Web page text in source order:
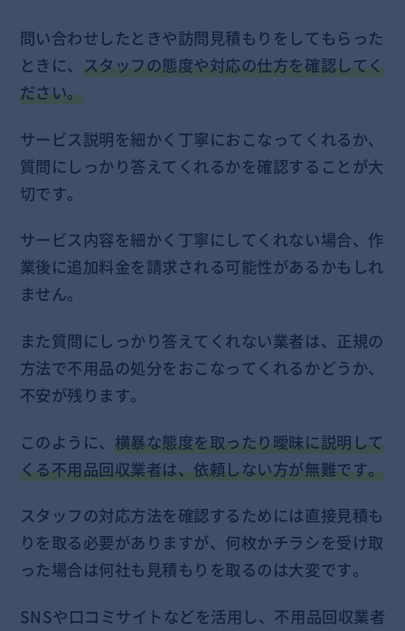
問い合わせしたときや訪問見積もりをしてもらった
ときに、 スタッフの態度や対応の仕方を確認してく
ださい。
サービス説明を細かく丁寧におこなってくれるか、
質問にしっかり答えてくれるかを確認することが大
切です。
サービス内容を細かく丁寧にしてくれない場合、作
業後に追加料金を請求される可能性があるかもしれ
ません。
また質問にしっかり答えてくれない業者は、正規の
方法で不用品の処分をおこなってくれるかどうか、
不安が残ります。
このように、 横暴な態度を取ったり曖昧に説明して
くる不用品回収業者は、依頼しない方が無難です。
スタッフの対応方法を確認するためには直接見積も
りを取る必要がありますが、何枚かチラシを受け取
った場合は何社も見積もりを取るのは大変です。
SNSや口コミサイトなどを活用し、不用品回収業者